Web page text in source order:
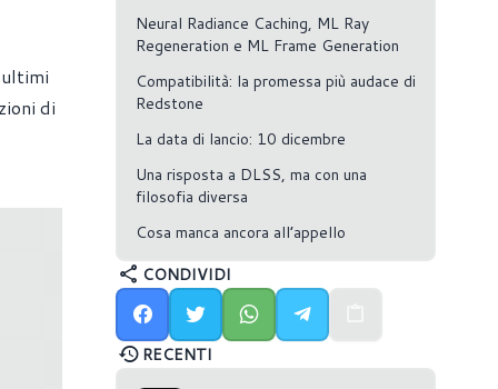
ultimi
di
Neural Radiance Caching, ML Ray
Regeneration e ML Frame Generation
Compatibilità: la promessa più audace di
Redstone
La data di lancio: 10 dicembre
Una risposta a DLSS, ma con una
filosofia diversa
Cosa manca ancora all’appello
CONDIVIDI
RECENTI